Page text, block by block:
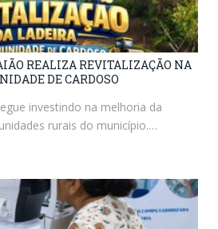
REALIZA REVITALIZAÇÃO NA
DE CARDOSO
investindo na melhoria da
rurais do município.…